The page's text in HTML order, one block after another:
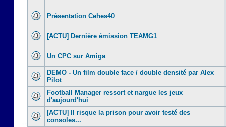
Présentation Cehes40
[ACTU] Dernière émission TEAMG1
Un CPC sur Amiga
DEMO - Un film double face / double densité par Alex
Pilot
Football Manager ressort et nargue les jeux
d'aujourd'hui
[ACTU] Il risque la prison pour avoir testé des
consoles...